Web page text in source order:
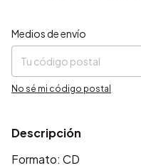
Entregas para el CP:
Medios de envío
No sé mi código postal
Descripción
Formato: CD